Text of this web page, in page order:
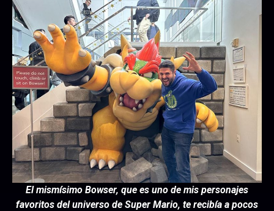
El mismísimo Bowser, que es uno de mis personajes
favoritos del universo de Super Mario, te recibía a pocos